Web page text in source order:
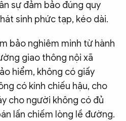
sự đảm bảo đúng quy
sinh phức tạp, kéo dài.
bảo nghiêm minh từ hành
giao thông nội xã
hiểm, không có giấy
có kính chiếu hậu, cho
cho người không có đủ
lấn chiếm lòng lề đường.